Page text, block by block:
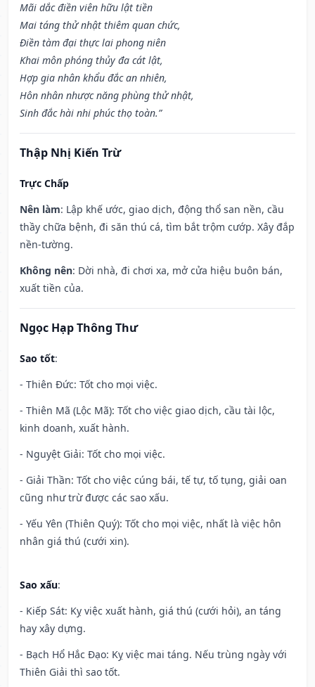
Mãi dắc điền viên hữu lật tiền
Mai táng thử nhật thiêm quan chức,
Điền tàm đại thực lai phong niên
Khai môn phóng thủy đa cát lật,
Hợp gia nhân khẩu đắc an nhiên,
Hôn nhân nhược năng phùng thử nhật,
Sinh đắc hài nhi phúc thọ toàn.”
Thập Nhị Kiến Trừ
Trực Chấp
Nên làm: Lập khế ước, giao dịch, động thổ san nền, cầu
thầy chữa bệnh, đi săn thú cá, tìm bắt trộm cướp. Xây đắp
nền-tường.
Không nên: Dời nhà, đi chơi xa, mở cửa hiệu buôn bán,
xuất tiền của.
Ngọc Hạp Thông Thư
Sao tốt:
- Thiên Đức: Tốt cho mọi việc.
- Thiên Mã (Lộc Mã): Tốt cho việc giao dịch, cầu tài lộc,
kinh doanh, xuất hành.
- Nguyệt Giải: Tốt cho mọi việc.
- Giải Thần: Tốt cho việc cúng bái, tế tự, tố tụng, giải oan
cũng như trừ được các sao xấu.
- Yếu Yên (Thiên Quý): Tốt cho mọi việc, nhất là việc hôn
nhân giá thú (cưới xin).
Sao xấu:
- Kiếp Sát: Kỵ việc xuất hành, giá thú (cưới hỏi), an táng
hay xây dựng.
- Bạch Hổ Hắc Đạo: Kỵ việc mai táng. Nếu trùng ngày với
Thiên Giải thì sao tốt.